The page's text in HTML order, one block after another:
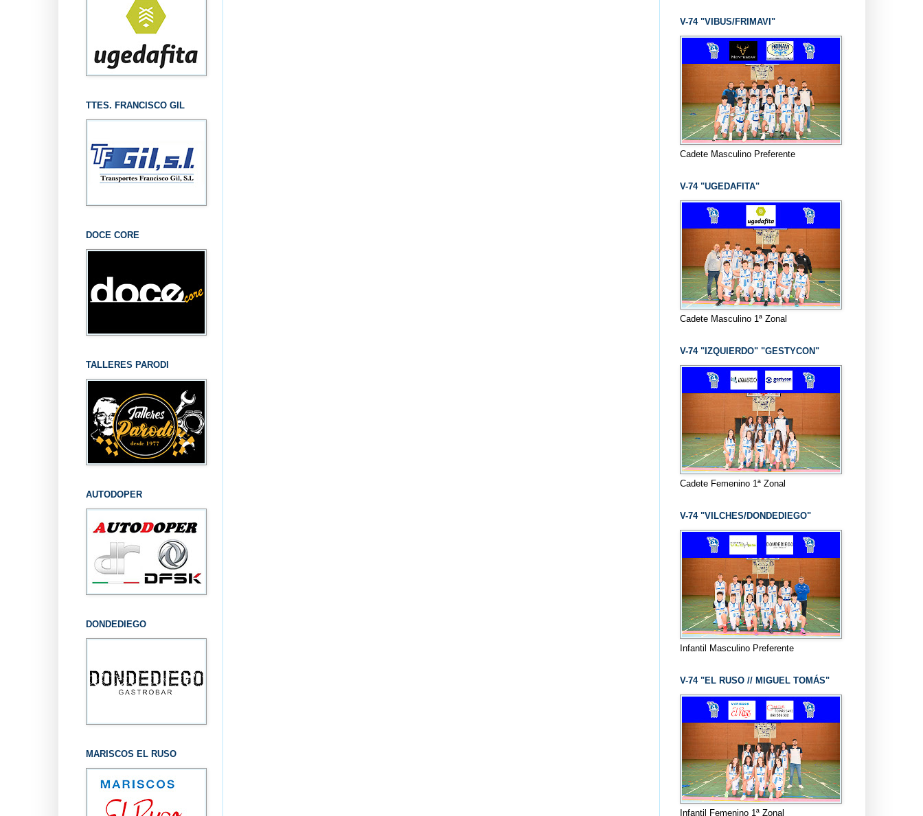
TTES. FRANCISCO GIL
DOCE CORE
TALLERES PARODI
AUTODOPER
DONDEDIEGO
MARISCOS EL RUSO
V-74 "VIBUS/FRIMAVI"
Cadete Masculino Preferente
V-74 "UGEDAFITA"
Cadete Masculino 1ª Zonal
V-74 "IZQUIERDO" "GESTYCON"
Cadete Femenino 1ª Zonal
V-74 "VILCHES/DONDEDIEGO"
Infantil Masculino Preferente
V-74 "EL RUSO // MIGUEL TOMÁS"
Infantil Femenino 1ª Zonal